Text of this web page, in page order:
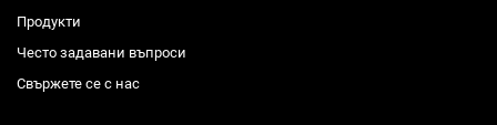
Продукти
Често задавани въпроси
Свържете се с нас